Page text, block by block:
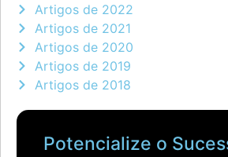
Artigos de 2022
Artigos de 2021
Artigos de 2020
Artigos de 2019
Artigos de 2018
Potencialize o